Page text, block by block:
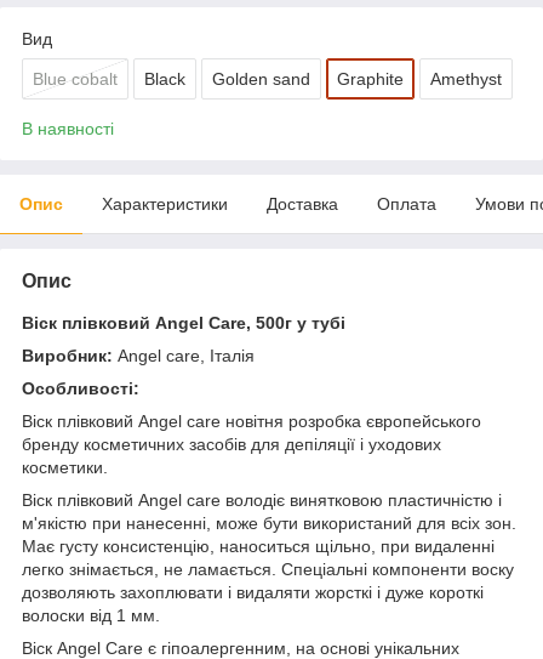
Вид
Blue cobalt Black Golden sand Graphite Amethyst
В наявності
Опис Характеристики Доставка Оплата Умови
Опис
Віск плівковий Angel Care, 500г у тубі
Виробник: Angel care, Італія
Особливості:
Віск плівковий Angel care новітня розробка європейського
бренду косметичних засобів для депіляції і уходових
косметики.
Віск плівковий Angel care володіє винятковою пластичністю і
м'якістю при нанесенні, може бути використаний для всіх зон.
Має густу консистенцію, наноситься щільно, при видаленні
легко знімається, не ламається. Спеціальні компоненти воску
дозволяють захоплювати і видаляти жорсткі і дуже короткі
волоски від 1 мм.
Віск Angel Care є гіпоалергенним, на основі унікальних